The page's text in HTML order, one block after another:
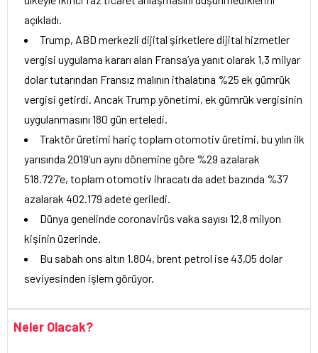
açıkladı.
Trump, ABD merkezli dijital şirketlere dijital hizmetler
vergisi uygulama kararı alan Fransa’ya yanıt olarak 1,3 milyar
dolar tutarından Fransız malının ithalatına %25 ek gümrük
vergisi getirdi. Ancak Trump yönetimi, ek gümrük vergisinin
uygulanmasını 180 gün erteledi.
Traktör üretimi hariç toplam otomotiv üretimi, bu yılın ilk
yarısında 2019’un aynı dönemine göre %29 azalarak
518.727’e, toplam otomotiv ihracatı da adet bazında %37
azalarak 402.179 adete geriledi.
Dünya genelinde coronavirüs vaka sayısı 12,8 milyon
kişinin üzerinde.
Bu sabah ons altın 1.804, brent petrol ise 43,05 dolar
seviyesinden işlem görüyor.
Neler Olacak?